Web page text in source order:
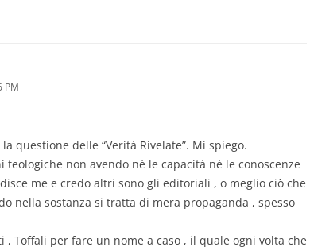
PM
questione delle “Verità Rivelate”. Mi spiego.
non avendo nè le capacità nè le conoscenze
me e credo altri sono gli editoriali , o meglio ciò che
nella sostanza si tratta di mera propaganda , spesso
Toffali per fare un nome a caso , il quale ogni volta che